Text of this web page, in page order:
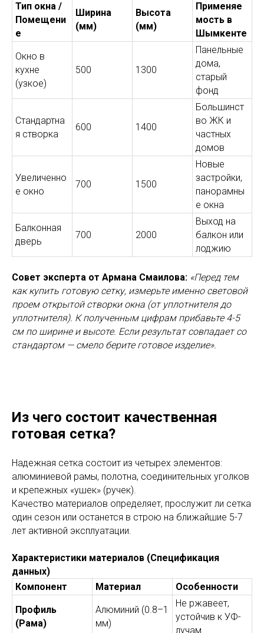
Тип окна /
Помещени
е
Ширина
(мм)
Высота
(мм)
Применяе
мость в
Шымкенте
Окно в
кухне
(узкое)
500 1300
Панельные
дома,
старый
фонд
Стандартна
я створка
600 1400
Большинст
во ЖК и
частных
домов
Увеличенно
е окно
700 1500
Новые
застройки,
панорамны
е окна
Балконная
дверь
700 2000
Выход на
балкон или
лоджию
Совет эксперта от Армана Смаилова: «Перед тем
как купить готовую сетку, измерьте именно световой
проем открытой створки окна (от уплотнителя до
уплотнителя). К полученным цифрам прибавьте 4-5
см по ширине и высоте. Если результат совпадает со
стандартом — смело берите готовое изделие».
Из чего состоит качественная
готовая сетка?
Надежная сетка состоит из четырех элементов:
алюминиевой рамы, полотна, соединительных уголков
и крепежных «ушек» (ручек).
Качество материалов определяет, прослужит ли сетка
один сезон или останется в строю на ближайшие 5-7
лет активной эксплуатации.
Характеристики материалов (Спецификация
данных)
Компонент
Материал Особенности
Профиль
(Рама)
Алюминий (0.8–1
мм)
Не ржавеет,
устойчив к УФ-
лучам